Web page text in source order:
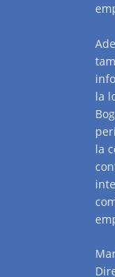
la
la